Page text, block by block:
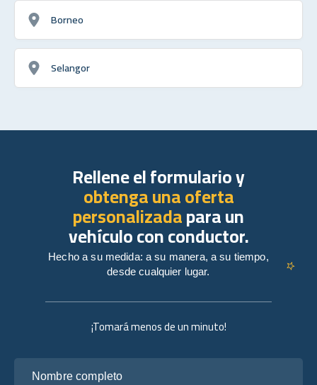
Borneo
Selangor
¡Tomará menos de un minuto!
Rellene el formulario y
obtenga una oferta
personalizadapara un
vehículo con conductor.
Hecho a su medida: a su manera, a su tiempo,
desde cualquier lugar.